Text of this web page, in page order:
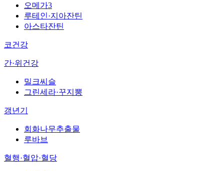
오메가3
루테인·지아잔틴
아스타잔틴
코건강
간·위건강
밀크씨슬
그린세라·꾸지뽕
갱년기
회화나무추출물
루바브
혈행·혈압·혈당